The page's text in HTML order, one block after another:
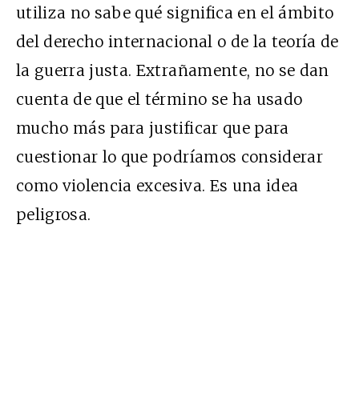
utiliza no sabe qué significa en el ámbito
del derecho internacional o de la teoría de
la guerra justa. Extrañamente, no se dan
cuenta de que el término se ha usado
mucho más para justificar que para
cuestionar lo que podríamos considerar
como violencia excesiva. Es una idea
peligrosa.